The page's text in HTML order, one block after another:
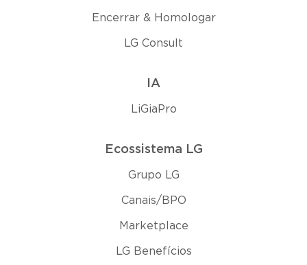
Encerrar & Homologar
LG Consult
IA
LiGiaPro
Ecossistema LG
Grupo LG
Canais/BPO
Marketplace
LG Benefícios